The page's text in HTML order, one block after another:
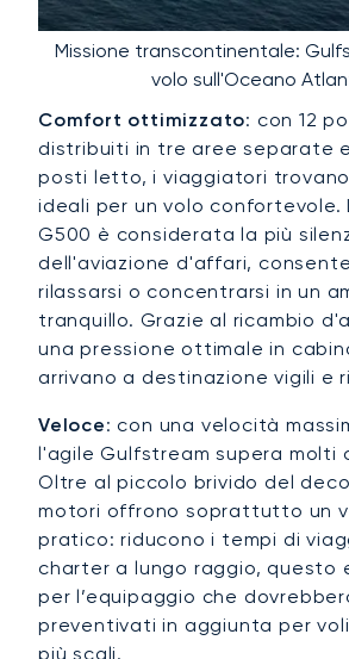
Missione transcontinentale:
volo sull'Oceano
Comfort ottimizzato: con 12
distribuiti in tre aree separate
posti letto, i viaggiatori
ideali per un volo confortevole.
G500 è considerata la più
dell'aviazione d'affari,
rilassarsi o concentrarsi in un
tranquillo. Grazie al ricambio
una pressione ottimale in
arrivano a destinazione vigili e
Veloce: con una velocità
l'agile Gulfstream supera molti
Oltre al piccolo brivido del
motori offrono soprattutto un
pratico: riducono i tempi di
charter a lungo raggio, questo
per l’equipaggio che
preventivati in aggiunta per
più scali.